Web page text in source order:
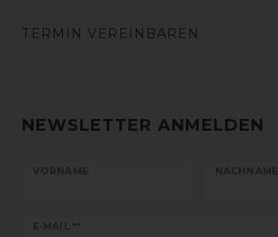
TERMIN VEREINBAREN
NEWSLETTER ANMELDEN
VORNAME NACHNAME
E-MAIL **
Newsletter